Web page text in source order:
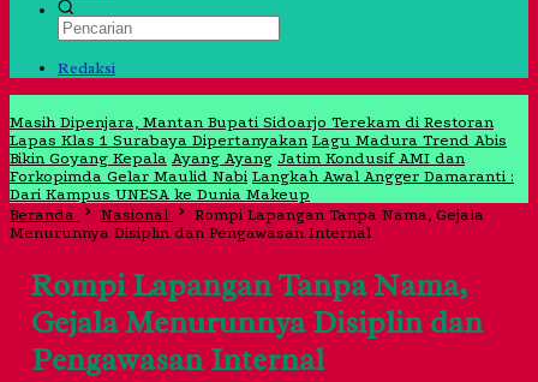
Redaksi
Masih Dipenjara, Mantan Bupati Sidoarjo Terekam di Restoran
Lapas Klas 1 Surabaya Dipertanyakan Lagu Madura Trend Abis
Bikin Goyang Kepala Ayang Ayang Jatim Kondusif AMI dan
Forkopimda Gelar Maulid Nabi Langkah Awal Angger Damaranti :
Dari Kampus UNESA ke Dunia Makeup
Beranda
Nasional
Rompi Lapangan Tanpa Nama, Gejala
Menurunnya Disiplin dan Pengawasan Internal
Rompi Lapangan Tanpa Nama,
Gejala Menurunnya Disiplin dan
Pengawasan Internal